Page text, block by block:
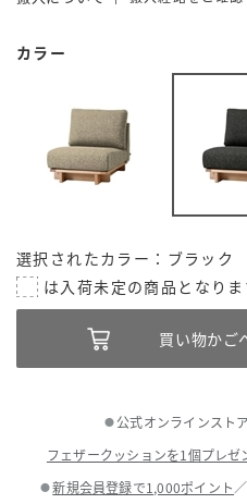
カラー
選択されたカラー：ブラック
● 公式オンラインスト
フェザークッションを1個プレゼ
●新規会員登録で1,000ポイント／